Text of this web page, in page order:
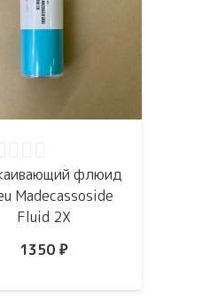
флюид
Madecassoside
Fluid 2X
1350 ₽